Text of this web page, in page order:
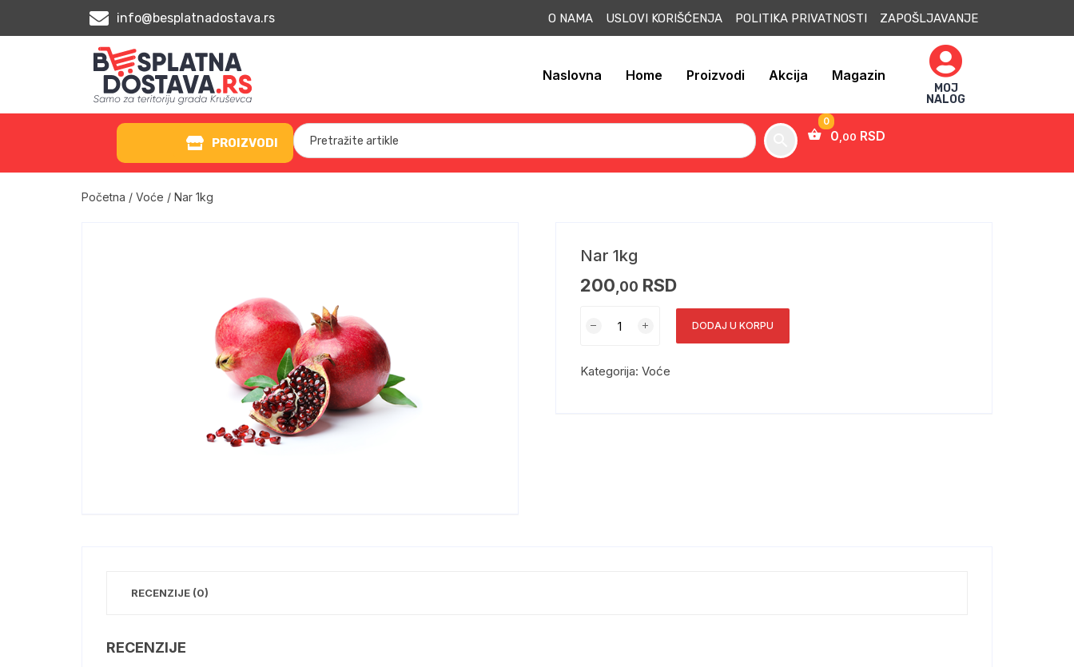
info@besplatnadostava.rs O NAMA USLOVI KORIŠĆENJA POLITIKA PRIVATNOSTI ZAPOŠLJAVANJE
Naslovna Home Proizvodi Akcija Magazin
MOJ
NALOG
PROIZVODI 0,00 RSD
Početna / Voće / Nar 1kg
Nar 1kg
200 ,00 RSD
DODAJ U KORPU
Kategorija: Voće
RECENZIJE (0)
RECENZIJE